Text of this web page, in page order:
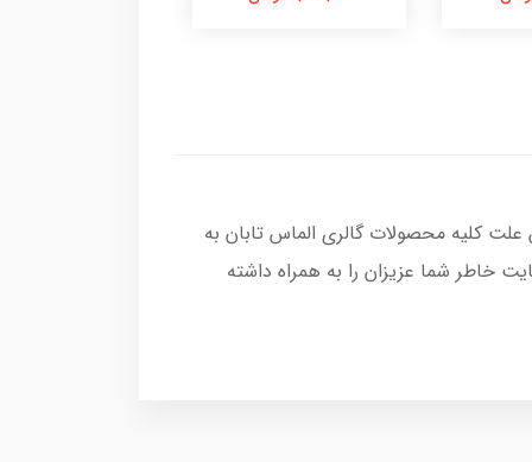
کلیه محصولات گالری الماس تابان به
خاطر شما عزیزان را به همراه داشته